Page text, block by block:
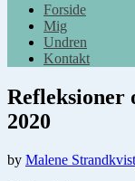
Forside
Mig
Undren
Kontakt
Refleksioner
2020
by Malene Strandkvist